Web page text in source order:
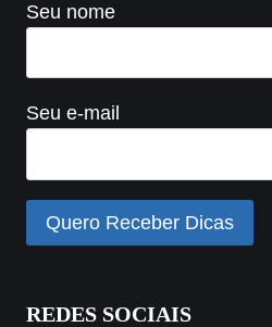
Seu nome
Seu e-mail
REDES SOCIAIS